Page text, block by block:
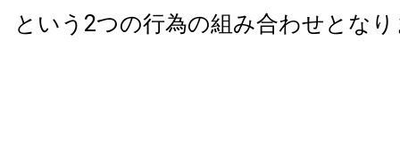
という2つの行為の組み合わせとな